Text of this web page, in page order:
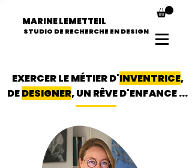
MARINE LEMETTEIL
STUDIO DE RECHERCHE EN DESIGN
EXERCER LE MÉTIER D'INVENTRICE,
DEDESIGNER, UN RÊVE D'ENFANCE ...